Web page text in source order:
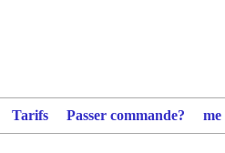
Tarifs Passer commande?